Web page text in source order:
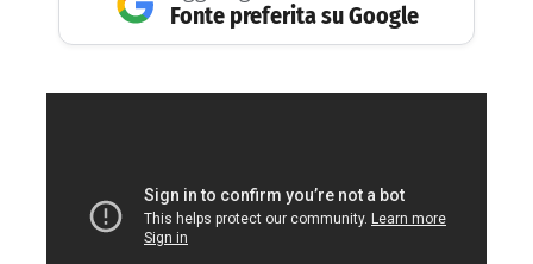
Fonte preferita su Google